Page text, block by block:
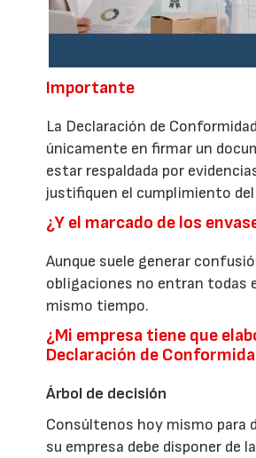
Importante
La Declaración de
únicamente en firmar un
estar respaldada por
justifiquen el cumplimiento
¿Y el marcado de los
Aunque suele generar
obligaciones no entran todas
mismo tiempo.
¿Mi empresa tiene que
Declaración de
Árbol de decisión
Consúltenos hoy mismo para
su empresa debe disponer de